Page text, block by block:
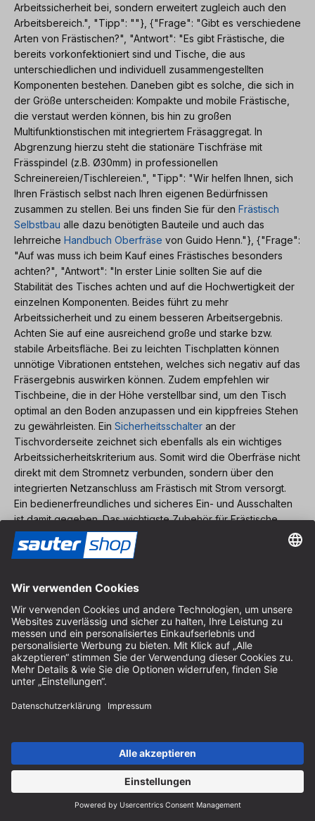
Arbeitssicherheit bei, sondern erweitert zugleich auch den
Arbeitsbereich.", "Tipp": ""}, {"Frage": "Gibt es verschiedene
Arten von Frästischen?", "Antwort": "Es gibt Frästische, die
bereits vorkonfektioniert sind und Tische, die aus
unterschiedlichen und individuell zusammengestellten
Komponenten bestehen. Daneben gibt es solche, die sich in
der Größe unterscheiden: Kompakte und mobile Frästische,
die verstaut werden können, bis hin zu großen
Multifunktionstischen mit integriertem Fräsaggregat. In
Abgrenzung hierzu steht die stationäre Tischfräse mit
Frässpindel (z.B. Ø30mm) in professionellen
Schreinereien/Tischlereien.", "Tipp": "Wir helfen Ihnen, sich
Ihren Frästisch selbst nach Ihren eigenen Bedürfnissen
zusammen zu stellen. Bei uns finden Sie für den Frästisch
Selbstbau alle dazu benötigten Bauteile und auch das
lehrreiche Handbuch Oberfräse von Guido Henn."}, {"Frage":
"Auf was muss ich beim Kauf eines Frästisches besonders
achten?", "Antwort": "In erster Linie sollten Sie auf die
Stabilität des Tisches achten und auf die Hochwertigkeit der
einzelnen Komponenten. Beides führt zu mehr
Arbeitssicherheit und zu einem besseren Arbeitsergebnis.
Achten Sie auf eine ausreichend große und starke bzw.
stabile Arbeitsfläche. Bei zu leichten Tischplatten können
unnötige Vibrationen entstehen, welches sich negativ auf das
Fräsergebnis auswirken können. Zudem empfehlen wir
Tischbeine, die in der Höhe verstellbar sind, um den Tisch
optimal an den Boden anzupassen und ein kippfreies Stehen
zu gewährleisten. Ein Sicherheitsschalter an der
Tischvorderseite zeichnet sich ebenfalls als ein wichtiges
Arbeitssicherheitskriterium aus. Somit wird die Oberfräse nicht
direkt mit dem Stromnetz verbunden, sondern über den
integrierten Netzanschluss am Frästisch mit Strom versorgt.
Ein bedienerfreundliches und sicheres Ein- und Ausschalten
ist damit gegeben. Das wichtigste Zubehör für Frästische
sollte ebenfalls in guter Qualität gewählt werden:
Parallelanschläge, Winkelanschläge, Längsanschlage,
Späne sollte vorhanden sein.", "Tipp": "Unsere
gibt es als Basic, Standard, Premium & All Inclusive
Variante und ist mit Zubehör ganz nach Ihren Vorstellungen
erweiterbar."}, {"Frage": "Bis zu welchen Größen bieten Sie
Frästische an?", "Antwort": "Wir bieten Frästische mit einem
Plattenmaß von bis zu 1.200 x 800 mm an.", "Tipp": ""},
{"Frage": "Welches Zubehör gibt es für Frästische?",
"Antwort": "Bei uns finden Sie folgendes Zubehör für Ihren
Frästisch:Einlegeplatten Oberfräsenlift
wie Schrauben, Nutensteine, Füße & Lenkrollen für
Frästische, Fräserverlängerungen etc.", "Tipp": ""}]